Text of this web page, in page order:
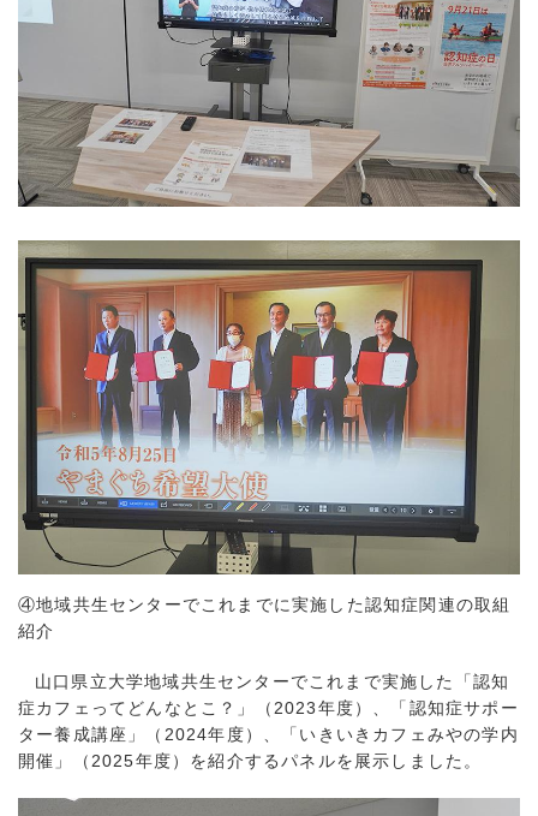
④地域共生センターでこれまでに実施した認知症関連の取組
紹介
山口県立大学地域共生センターでこれまで実施した「認知
症カフェってどんなとこ？」（2023年度）、「認知症サポー
ター養成講座」（2024年度）、「いきいきカフェみやの学内
開催」（2025年度）を紹介するパネルを展示しました。